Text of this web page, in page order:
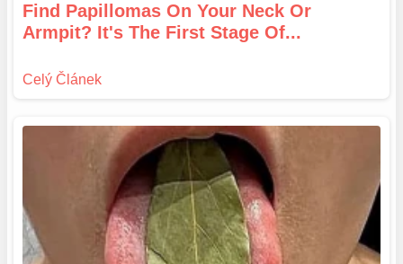
Find Papillomas On Your Neck Or
Armpit? It's The First Stage Of...